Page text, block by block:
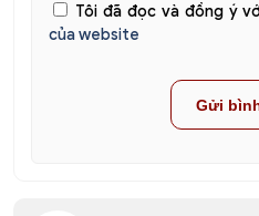
Tôi đã đọc và đồng ý
của website